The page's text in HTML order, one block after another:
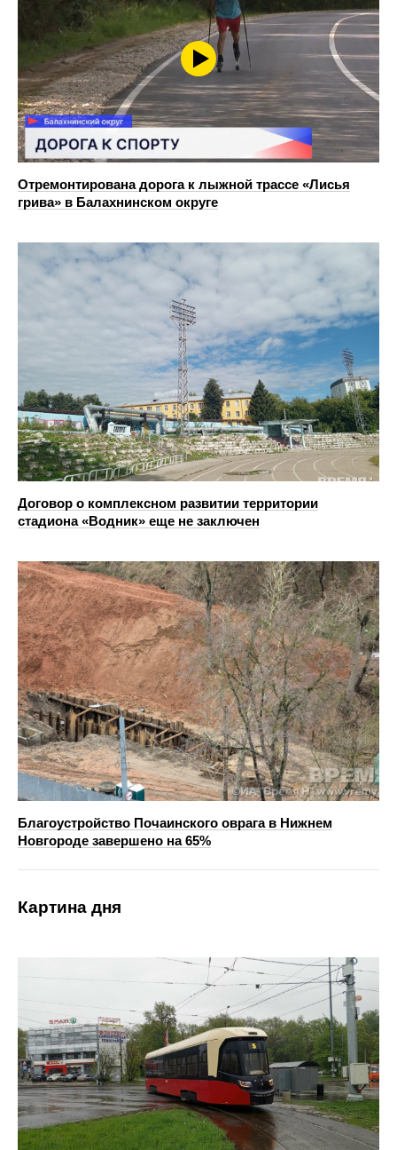
Отремонтирована дорога к лыжной трассе «Лисья
грива» в Балахнинском округе
Договор о комплексном развитии территории
стадиона «Водник» еще не заключен
Благоустройство Почаинского оврага в Нижнем
Новгороде завершено на 65%
Картина дня